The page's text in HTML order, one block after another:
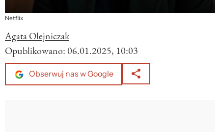
Netflix
Agata Olejniczak
Opublikowano: 06.01.2025, 10:03
Obserwuj nas w Google